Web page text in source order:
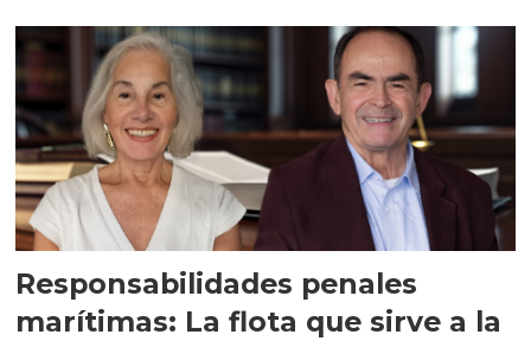
Responsabilidades penales
marítimas: La flota que sirve a la